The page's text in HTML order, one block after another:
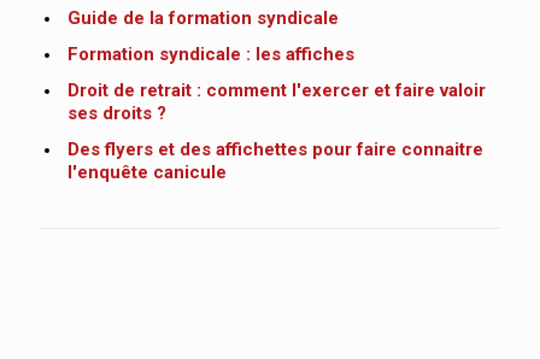
Guide de la formation syndicale
Formation syndicale : les affiches
Droit de retrait : comment l'exercer et faire valoir
ses droits ?
Des flyers et des affichettes pour faire connaitre
l'enquête canicule